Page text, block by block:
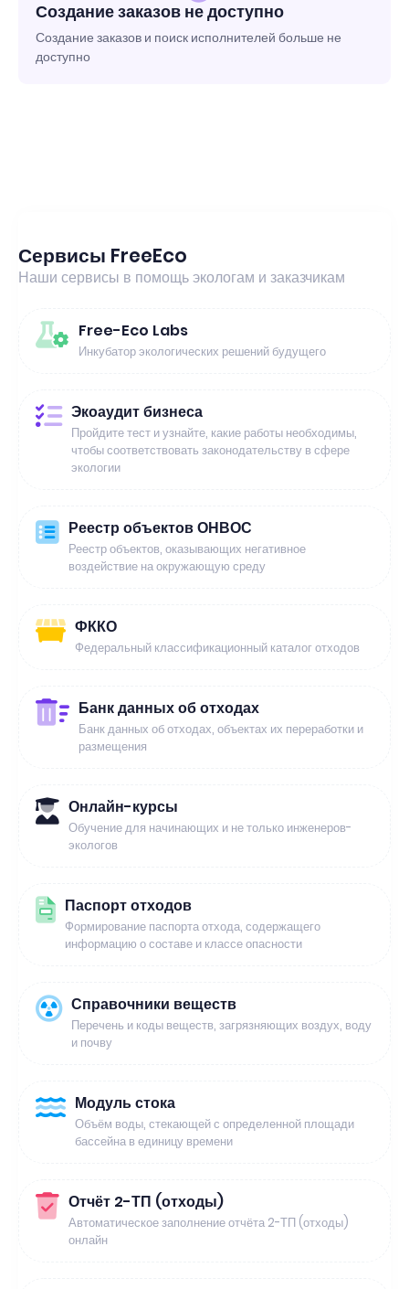
Создание заказов не доступно
Создание заказов и поиск исполнителей больше не
доступно
Сервисы FreeEco
Наши сервисы в помощь экологам и заказчикам
Free-Eco Labs
Инкубатор экологических решений будущего
Экоаудит бизнеса
Пройдите тест и узнайте, какие работы необходимы,
чтобы соответствовать законодательству в сфере
экологии
Реестр объектов ОНВОС
Реестр объектов, оказывающих негативное
воздействие на окружающую среду
ФККО
Федеральный классификационный каталог отходов
Банк данных об отходах
Банк данных об отходах, объектах их переработки и
размещения
Онлайн-курсы
Обучение для начинающих и не только инженеров-
экологов
Паспорт отходов
Формирование паспорта отхода, содержащего
информацию о составе и классе опасности
Справочники веществ
Перечень и коды веществ, загрязняющих воздух, воду
и почву
Модуль стока
Объём воды, стекающей с определенной площади
бассейна в единицу времени
Отчёт 2-ТП (отходы)
Автоматическое заполнение отчёта 2-ТП (отходы)
онлайн